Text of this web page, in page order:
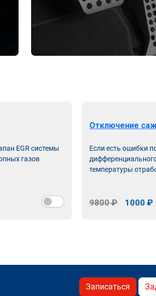
EGR системы
газов
Отключение
Если есть ошибки
температуры
9800 ₽ 1000 ₽
Записаться